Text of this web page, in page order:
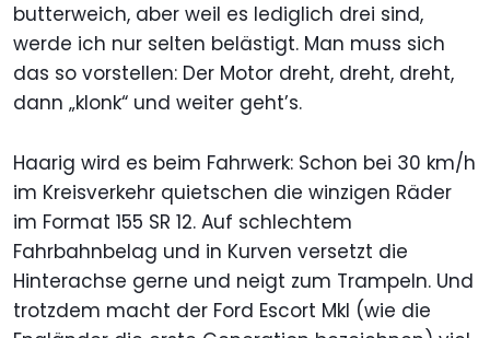
butterweich, aber weil es lediglich drei sind,
werde ich nur selten belästigt. Man muss sich
das so vorstellen: Der Motor dreht, dreht, dreht,
dann „klonk“ und weiter geht’s.
Haarig wird es beim Fahrwerk: Schon bei 30 km/h
im Kreisverkehr quietschen die winzigen Räder
im Format 155 SR 12. Auf schlechtem
Fahrbahnbelag und in Kurven versetzt die
Hinterachse gerne und neigt zum Trampeln. Und
trotzdem macht der Ford Escort MkI (wie die